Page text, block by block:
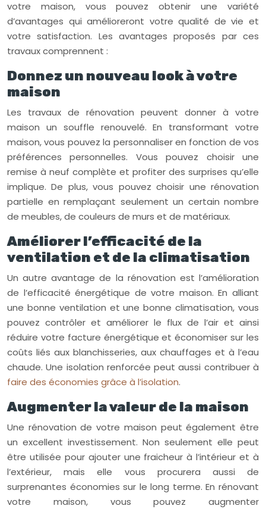
votre maison, vous pouvez obtenir une variété
d’avantages qui amélioreront votre qualité de vie et
votre satisfaction. Les avantages proposés par ces
travaux comprennent :
Donnez un nouveau look à votre
maison
Les travaux de rénovation peuvent donner à votre
maison un souffle renouvelé. En transformant votre
maison, vous pouvez la personnaliser en fonction de vos
préférences personnelles. Vous pouvez choisir une
remise à neuf complète et profiter des surprises qu’elle
implique. De plus, vous pouvez choisir une rénovation
partielle en remplaçant seulement un certain nombre
de meubles, de couleurs de murs et de matériaux.
Améliorer l’efficacité de la
ventilation et de la climatisation
Un autre avantage de la rénovation est l’amélioration
de l’efficacité énergétique de votre maison. En alliant
une bonne ventilation et une bonne climatisation, vous
pouvez contrôler et améliorer le flux de l’air et ainsi
réduire votre facture énergétique et économiser sur les
coûts liés aux blanchisseries, aux chauffages et à l’eau
chaude. Une isolation renforcée peut aussi contribuer à
faire des économies grâce à l’isolation.
Augmenter la valeur de la maison
Une rénovation de votre maison peut également être
un excellent investissement. Non seulement elle peut
être utilisée pour ajouter une fraicheur à l’intérieur et à
l’extérieur, mais elle vous procurera aussi de
surprenantes économies sur le long terme. En rénovant
votre maison, vous pouvez augmenter